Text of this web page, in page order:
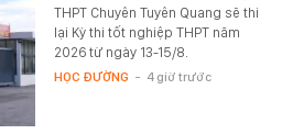
THPT Chuyên Tuyên Quang sẽ thi
lại Kỳ thi tốt nghiệp THPT năm
2026 từ ngày 13-15/8.
HỌC ĐƯỜNG - 4 giờ trước